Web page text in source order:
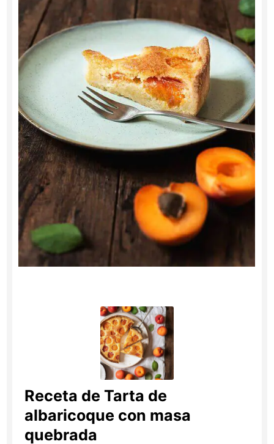
Receta de Tarta de
albaricoque con masa
quebrada